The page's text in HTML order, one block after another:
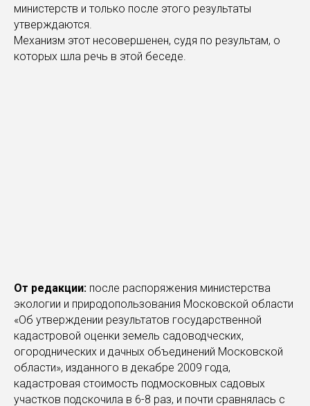
министерств и только после этого результаты
утверждаются.
Механизм этот несовершенен, судя по результам, о
которых шла речь в этой беседе.
От редакции: после распоряжения министерства
экологии и природопользования Московской области
«Об утверждении результатов государственной
кадастровой оценки земель садоводческих,
огороднических и дачных объединений Московской
области», изданного в декабре 2009 года,
кадастровая стоимость подмосковных садовых
участков подскочила в 6-8 раз, и почти сравнялась с